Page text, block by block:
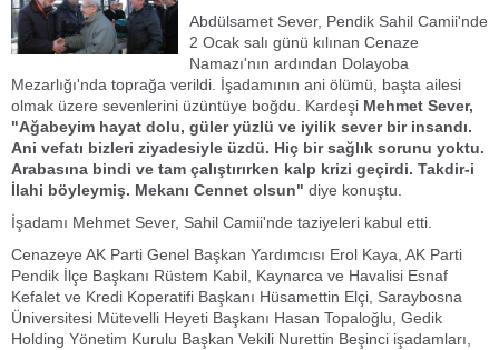
Abdülsamet Sever, Pendik Sahil Camii'nde
2 Ocak salı günü kılınan Cenaze
Namazı'nın ardından Dolayoba
Mezarlığı'nda toprağa verildi. İşadamının ani ölümü, başta ailesi
olmak üzere sevenlerini üzüntüye boğdu. Kardeşi Mehmet Sever,
"Ağabeyim hayat dolu, güler yüzlü ve iyilik sever bir insandı.
Ani vefatı bizleri ziyadesiyle üzdü. Hiç bir sağlık sorunu yoktu.
Arabasına bindi ve tam çalıştırırken kalp krizi geçirdi. Takdir-i
İlahi böyleymiş. Mekanı Cennet olsun" diye konuştu.
İşadamı Mehmet Sever, Sahil Camii'nde taziyeleri kabul etti.
Cenazeye AK Parti Genel Başkan Yardımcısı Erol Kaya, AK Parti
Pendik İlçe Başkanı Rüstem Kabil, Kaynarca ve Havalisi Esnaf
Kefalet ve Kredi Koperatifi Başkanı Hüsamettin Elçi, Saraybosna
Üniversitesi Mütevelli Heyeti Başkanı Hasan Topaloğlu, Gedik
Holding Yönetim Kurulu Başkan Vekili Nurettin Beşinci işadamları,